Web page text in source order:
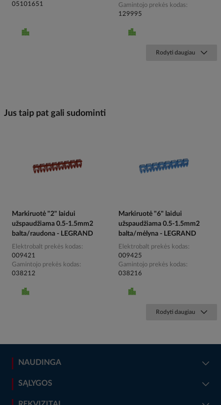
05101651
Gamintojo prekės kodas
129995
Rodyti daugiau
Jus taip pat gali sudominti
Markiruotė "2" laidui
užspaudžiama 0.5-1.5mm2
balta/raudona - LEGRAND
Elektrobalt prekės kodas
009421
Gamintojo prekės kodas
038212
Markiruotė "6" laidui
užspaudžiama 0.5-1.5mm2
balta/mėlyna - LEGRAND
Elektrobalt prekės kodas
009425
Gamintojo prekės kodas
038216
Rodyti daugiau
NAUDINGA
SĄLYGOS